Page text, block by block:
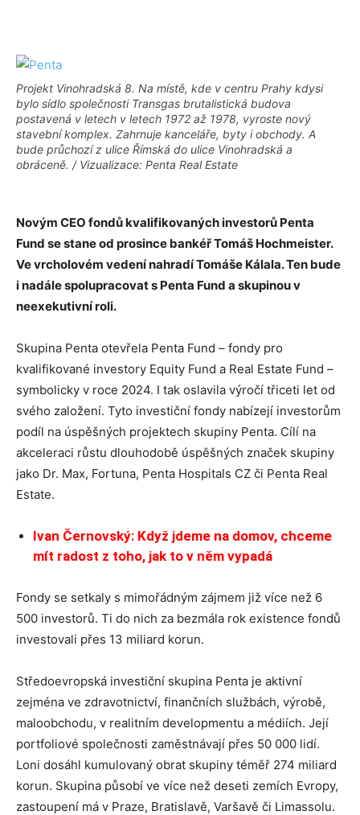
Projekt Vinohradská 8. Na místě, kde v centru Prahy kdysi
bylo sídlo společnosti Transgas brutalistická budova
postavená v letech v letech 1972 až 1978, vyroste nový
stavební komplex. Zahrnuje kanceláře, byty i obchody. A
bude průchozí z ulice Římská do ulice Vinohradská a
obráceně. / Vizualizace: Penta Real Estate
Novým CEO fondů kvalifikovaných investorů Penta
Fund se stane od prosince bankéř Tomáš Hochmeister.
Ve vrcholovém vedení nahradí Tomáše Kálala. Ten bude
i nadále spolupracovat s Penta Fund a skupinou v
neexekutivní roli.
Skupina Penta otevřela Penta Fund – fondy pro
kvalifikované investory Equity Fund a Real Estate Fund –
symbolicky v roce 2024. I tak oslavila výročí třiceti let od
svého založení. Tyto investiční fondy nabízejí investorům
podíl na úspěšných projektech skupiny Penta. Cílí na
akceleraci růstu dlouhodobě úspěšných značek skupiny
jako Dr. Max, Fortuna, Penta Hospitals CZ či Penta Real
Estate.
Ivan Černovský: Když jdeme na domov, chceme
mít radost z toho, jak to v něm vypadá
Fondy se setkaly s mimořádným zájmem již více než 6
500 investorů. Ti do nich za bezmála rok existence fondů
investovali přes 13 miliard korun.
Středoevropská investiční skupina Penta je aktivní
zejména ve zdravotnictví, finančních službách, výrobě,
maloobchodu, v realitním developmentu a médiích. Její
portfoliové společnosti zaměstnávají přes 50 000 lidí.
Loni dosáhl kumulovaný obrat skupiny téměř 274 miliard
korun. Skupina působí ve více než deseti zemích Evropy,
zastoupení má v Praze, Bratislavě, Varšavě či Limassolu.